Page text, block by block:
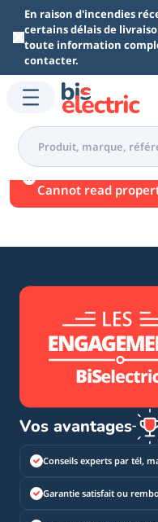
Aller au contenu principal
En raison d'incendies
certains délais de
toute information
contacter.
Une erreur
Cannot read
Vos avantages
Conseils experts par tél,
Garantie satisfait ou